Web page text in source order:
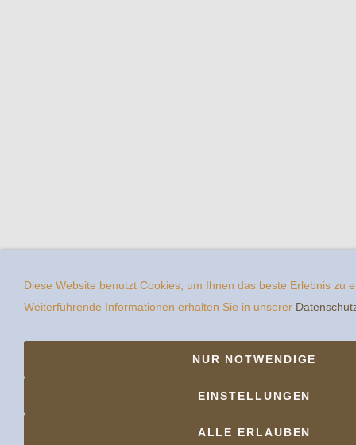
Diese Website benutzt Cookies, um Ihnen das beste Erlebnis zu
Weiterführende Informationen erhalten Sie in unserer
NUR NOTWENDIGE
EINSTELLUNGEN
ALLE ERLAUBEN